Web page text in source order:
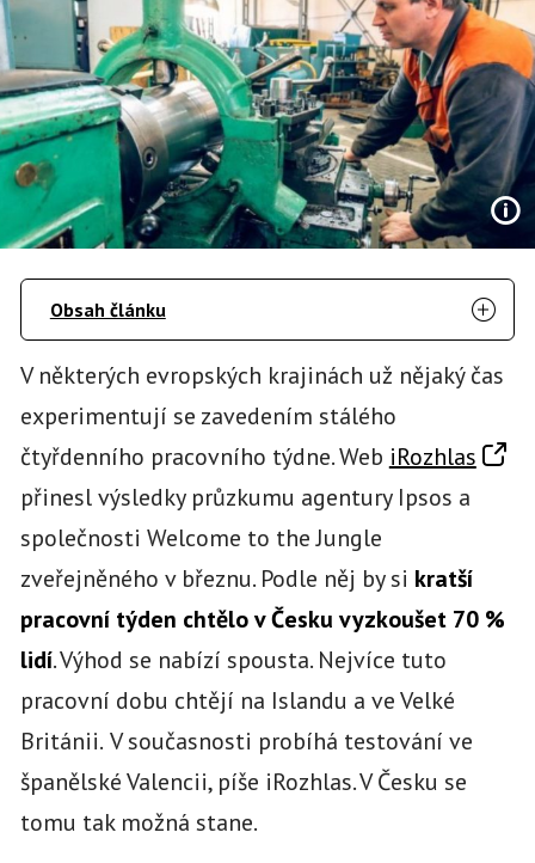
Obsah článku
V některých evropských krajinách už nějaký čas
experimentují se zavedením stálého
čtyřdenního pracovního týdne. Web iRozhlas
přinesl výsledky průzkumu agentury Ipsos a
společnosti Welcome to the Jungle
zveřejněného v březnu. Podle něj by si kratší
pracovní týden chtělo v Česku vyzkoušet 70 %
lidí. Výhod se nabízí spousta. Nejvíce tuto
pracovní dobu chtějí na Islandu a ve Velké
Británii. V současnosti probíhá testování ve
španělské Valencii, píše iRozhlas. V Česku se
tomu tak možná stane.